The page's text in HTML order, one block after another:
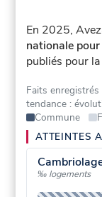
En 2025,
nationale
publiés pour
Faits
tendance :
Commune
ATTEINTES
‰ logements